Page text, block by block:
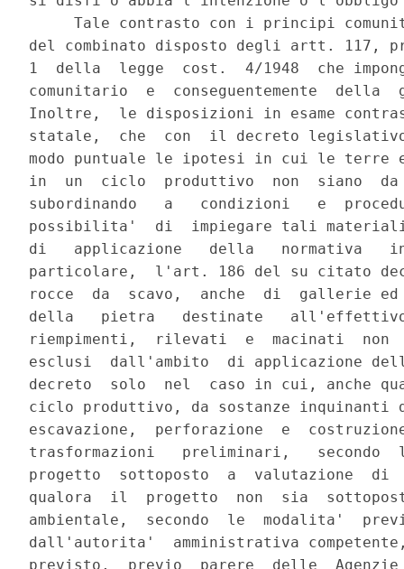
Tale contrasto con i principi
del combinato disposto degli artt. 117,
1  della  legge  cost.  4/1948  che
comunitario  e  conseguentemente  della
Inoltre,  le disposizioni in esame
statale,  che  con  il decreto
modo puntuale le ipotesi in cui le terre e
in  un  ciclo  produttivo  non  siano
subordinando   a   condizioni   e
possibilita'  di  impiegare tali
di   applicazione   della   normativa
particolare,  l'art. 186 del su citato
rocce  da  scavo,  anche  di  gallerie
della   pietra   destinate
riempimenti,  rilevati  e  macinati
esclusi  dall'ambito  di applicazione
decreto  solo  nel  caso in cui, anche
ciclo produttivo, da sostanze
escavazione,  perforazione  e
trasformazioni   preliminari,   secondo
progetto  sottoposto  a  valutazione  di
qualora  il  progetto  non  sia
ambientale,  secondo  le  modalita'
dall'autorita'  amministrativa
previsto,  previo  parere  delle